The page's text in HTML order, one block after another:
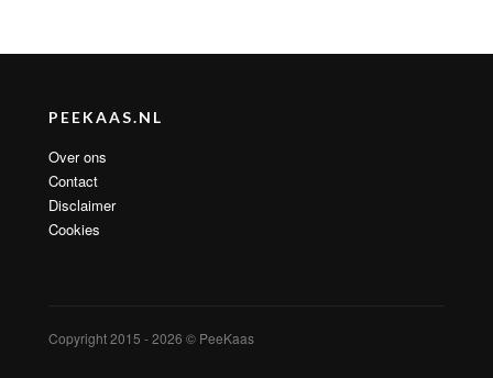
PEEKAAS.NL
Over ons
Contact
Disclaimer
Cookies
Copyright 2015 - 2026 © PeeKaas